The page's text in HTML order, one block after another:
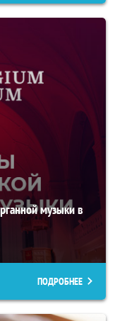
музыки в
ПОДРОБНЕЕ